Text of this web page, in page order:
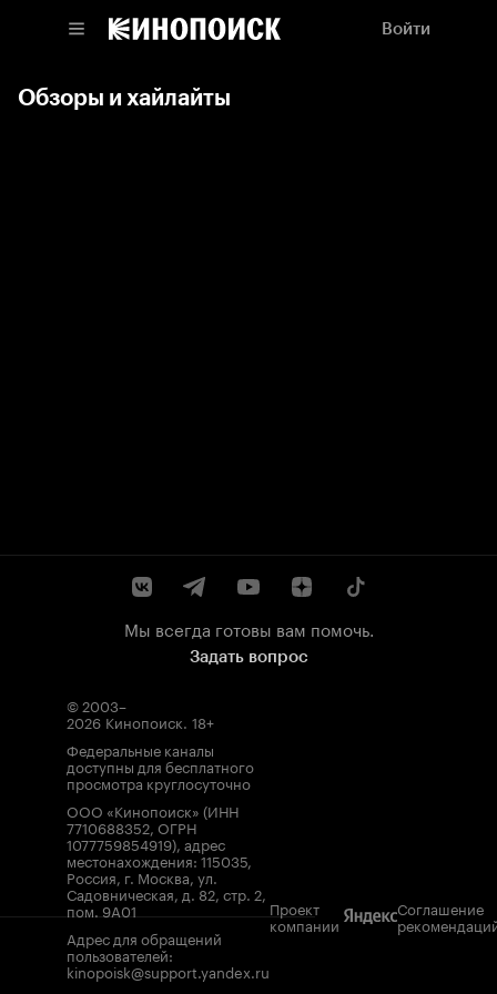
Войти
Обзоры и хайлайты
Мы всегда готовы вам помочь.
Задать вопрос
© 2003–
2026 Кинопоиск. 18+
Федеральные каналы
доступны для бесплатного
просмотра круглосуточно
ООО «Кинопоиск» (ИНН
7710688352, ОГРН
1077759854919), адрес
местонахождения: 115035,
Россия, г. Москва, ул.
Садовническая, д. 82, стр. 2,
пом. 9А01
Адрес для обращений
пользователей:
kinopoisk@support.yandex.ru
Проект
компании
Соглашение